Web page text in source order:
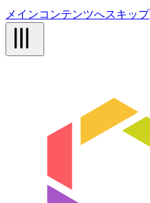
メインコンテンツへスキップ